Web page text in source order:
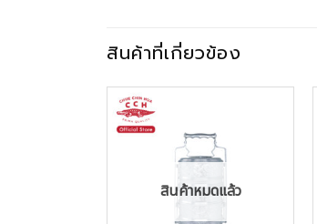
สินค้าที่เกี่ยวข้อง
สินค้าหมดแล้ว